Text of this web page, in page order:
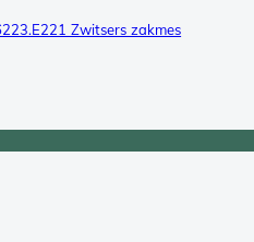
Zwitsers zakmes